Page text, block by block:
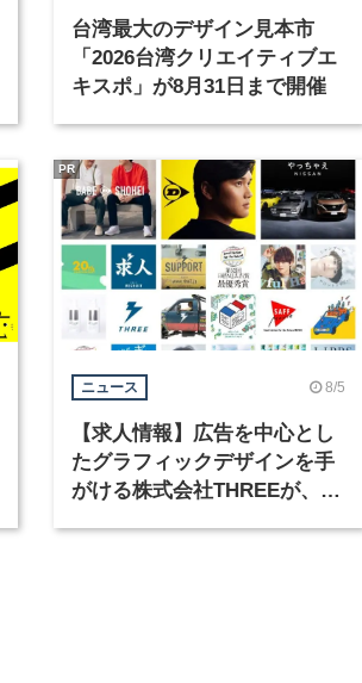
台湾最大のデザイン見本市
「2026台湾クリエイティブエ
キスポ」が8月31日まで開催
ニュース 8/5
【求人情報】広告を中心とし
たグラフィックデザインを手
がける株式会社THREEが、グ
PR